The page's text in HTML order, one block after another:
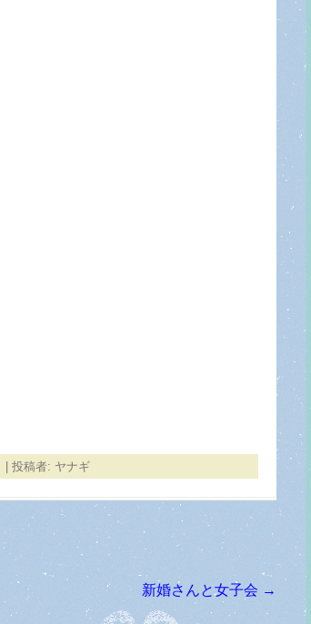
|投稿者: ヤナギ
新婚さんと女子会 →